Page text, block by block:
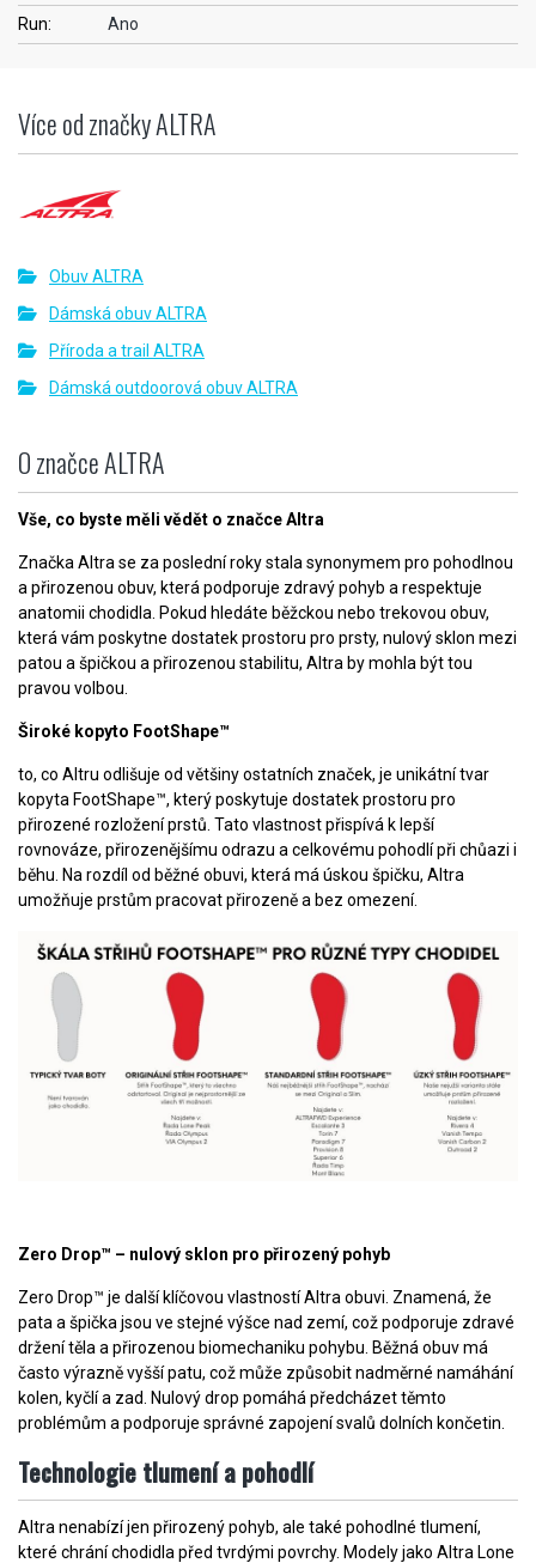
Run: Ano
Více od značky ALTRA
Obuv ALTRA
Dámská obuv ALTRA
Příroda a trail ALTRA
Dámská outdoorová obuv ALTRA
O značce ALTRA
Vše, co byste měli vědět o značce Altra
Značka Altra se za poslední roky stala synonymem pro pohodlnou
a přirozenou obuv, která podporuje zdravý pohyb a respektuje
anatomii chodidla. Pokud hledáte běžckou nebo trekovou obuv,
která vám poskytne dostatek prostoru pro prsty, nulový sklon mezi
patou a špičkou a přirozenou stabilitu, Altra by mohla být tou
pravou volbou.
Široké kopyto FootShape™
to, co Altru odlišuje od většiny ostatních značek, je unikátní tvar
kopyta FootShape™, který poskytuje dostatek prostoru pro
přirozené rozložení prstů. Tato vlastnost přispívá k lepší
rovnováze, přirozenějšímu odrazu a celkovému pohodlí při chůazi i
běhu. Na rozdíl od běžné obuvi, která má úskou špičku, Altra
umožňuje prstům pracovat přirozeně a bez omezení.
Zero Drop™ – nulový sklon pro přirozený pohyb
Zero Drop™ je další klíčovou vlastností Altra obuvi. Znamená, že
pata a špička jsou ve stejné výšce nad zemí, což podporuje zdravé
držení těla a přirozenou biomechaniku pohybu. Běžná obuv má
často výrazně vyšší patu, což může způsobit nadměrné namáhání
kolen, kyčlí a zad. Nulový drop pomáhá předcházet těmto
problémům a podporuje správné zapojení svalů dolních končetin.
Technologie tlumení a pohodlí
Altra nenabízí jen přirozený pohyb, ale také pohodlné tlumení,
které chrání chodidla před tvrdými povrchy. Modely jako Altra Lone